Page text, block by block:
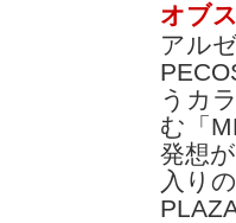
オブ
アル
うカ
む「
発想
入り